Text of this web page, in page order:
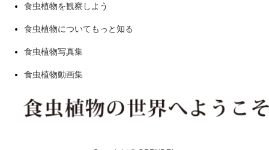
食虫植物を観察しよう
食虫植物についてもっと知る
食虫植物写真集
食虫植物動画集